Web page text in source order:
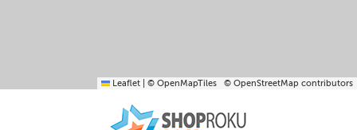
Leaflet © OpenMapTiles © OpenStreetMap contributors